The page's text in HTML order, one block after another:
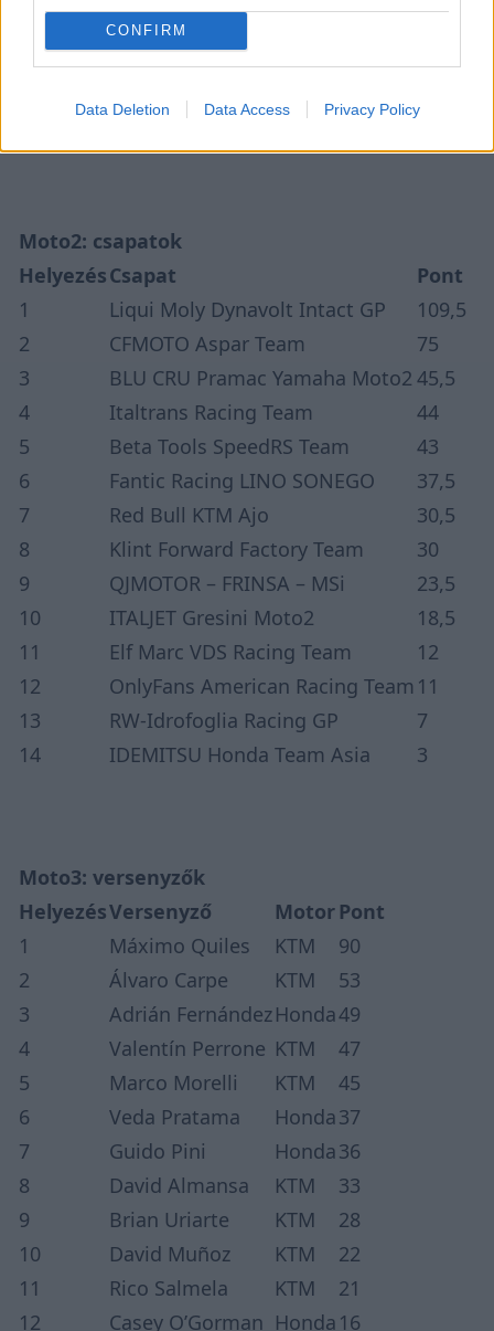
CONFIRM
Data Deletion Data Access Privacy Policy
HelyezésGyártó
Pont
Kalex
87,5
Forward 30
Moto2: csapatok
HelyezésCsapat
Pont
1
Liqui Moly Dynavolt Intact GP
109,5
2
CFMOTO Aspar Team
75
3
BLU CRU Pramac Yamaha Moto2 45,5
4
Italtrans Racing Team
44
5
Beta Tools SpeedRS Team
43
6
Fantic Racing LINO SONEGO
37,5
7
Red Bull KTM Ajo
30,5
8
Klint Forward Factory Team
30
9
QJMOTOR – FRINSA – MSi
23,5
10
ITALJET Gresini Moto2
18,5
11
Elf Marc VDS Racing Team
12
12
OnlyFans American Racing Team 11
13
RW-Idrofoglia Racing GP
7
14
IDEMITSU Honda Team Asia 3
Moto3: versenyzők
HelyezésVersenyző Motor Pont
1
Máximo Quiles KTM
90
2
Álvaro Carpe KTM
53
3
Adrián FernándezHonda49
4
Valentín Perrone KTM
47
5
Marco Morelli KTM
45
6
Veda Pratama Honda37
7
Guido Pini Honda36
8
David Almansa KTM
33
9
Brian Uriarte KTM
28
10
David Muñoz KTM
22
11
Rico Salmela KTM
21
12
Casey O’Gorman Honda 16